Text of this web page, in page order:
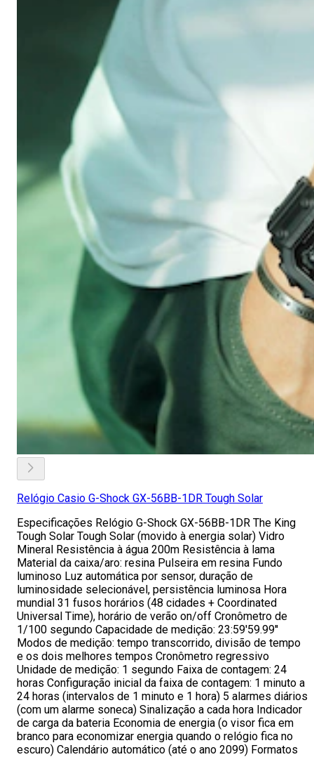
Relógio Casio G-Shock GX-56BB-1DR Tough Solar
Especificações Relógio G-Shock GX-56BB-1DR The King
Tough Solar Tough Solar (movido à energia solar) Vidro
Mineral Resistência à água 200m Resistência à lama
Material da caixa/aro: resina Pulseira em resina Fundo
luminoso Luz automática por sensor, duração de
luminosidade selecionável, persistência luminosa Hora
mundial 31 fusos horários (48 cidades + Coordinated
Universal Time), horário de verão on/off Cronômetro de
1/100 segundo Capacidade de medição: 23:59'59.99''
Modos de medição: tempo transcorrido, divisão de tempo
e os dois melhores tempos Cronômetro regressivo
Unidade de medição: 1 segundo Faixa de contagem: 24
horas Configuração inicial da faixa de contagem: 1 minuto a
24 horas (intervalos de 1 minuto e 1 hora) 5 alarmes diários
(com um alarme soneca) Sinalização a cada hora Indicador
de carga da bateria Economia de energia (o visor fica em
branco para economizar energia quando o relógio fica no
escuro) Calendário automático (até o ano 2099) Formatos